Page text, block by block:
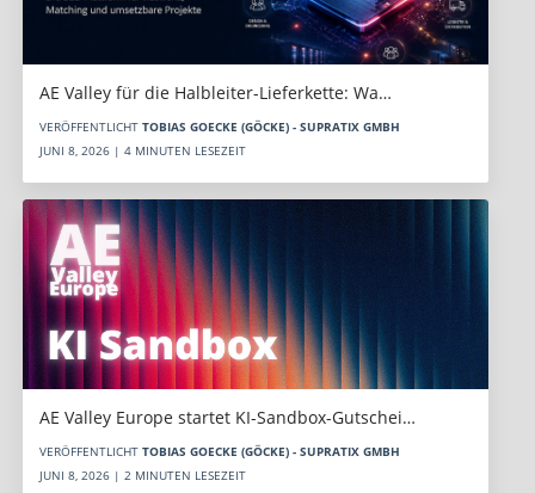
AE Valley für die Halbleiter-Lieferkette: Wa…
VERÖFFENTLICHT TOBIAS GOECKE (GÖCKE) - SUPRATIX GMBH
JUNI 8, 2026 | 4 MINUTEN LESEZEIT
AE Valley Europe startet KI-Sandbox-Gutschei…
VERÖFFENTLICHT TOBIAS GOECKE (GÖCKE) - SUPRATIX GMBH
JUNI 8, 2026 | 2 MINUTEN LESEZEIT